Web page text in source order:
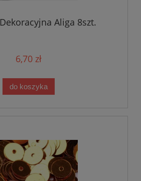
Aliga 8szt.
6,70 zł
do koszyka